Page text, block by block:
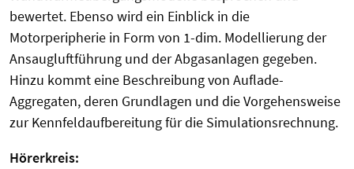
bewertet. Ebenso wird ein Einblick in die
Motorperipherie in Form von 1-dim. Modellierung der
Ansaugluftführung und der Abgasanlagen gegeben.
Hinzu kommt eine Beschreibung von Auflade-
Aggregaten, deren Grundlagen und die Vorgehensweise
zur Kennfeldaufbereitung für die Simulationsrechnung.
Hörerkreis: